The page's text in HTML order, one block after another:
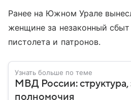
Ранее на Южном Урале
женщине за незаконный сбыт
пистолета и патронов.
Узнать больше по теме
МВД России: структура,
полномочия